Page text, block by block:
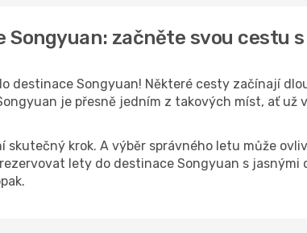
Songyuan: začněte svou cestu
destinace Songyuan! Některé cesty začínají
je přesně jedním z takových míst, ať
skutečný krok. A výběr správného letu může
lety do destinace Songyuan s